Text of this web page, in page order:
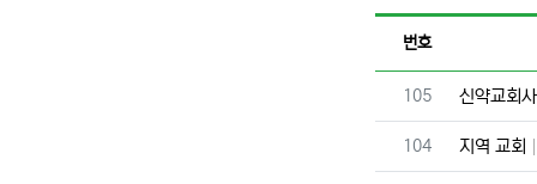
번호
번호
105 신약교회
번호
104 지역 교회